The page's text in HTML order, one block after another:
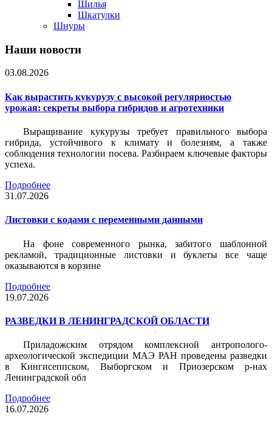
Шилья
Шкатулки
Шнуры
Наши новости
03.08.2026
Как вырастить кукурузу с высокой регулярностью
урожая: секреты выбора гибридов и агротехники
Выращивание кукурузы требует правильного выбора
гибрида, устойчивого к климату и болезням, а также
соблюдения технологии посева. Разбираем ключевые факторы
успеха.
Подробнее
31.07.2026
Листовки c кодами с переменными данными
На фоне современного рынка, забитого шаблонной
рекламой, традиционные листовки и буклеты все чаще
оказываются в корзине
Подробнее
19.07.2026
РАЗВЕДКИ В ЛЕНИНГРАДСКОЙ ОБЛАСТИ
Приладожским отрядом комплексной антрополого-
археологической экспедиции МАЭ РАН проведены разведки
в Кингисеппском, Выборгском и Приозерском р-нах
Ленинградской обл
Подробнее
16.07.2026